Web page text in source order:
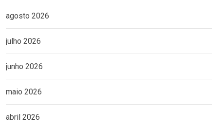
agosto 2026
julho 2026
junho 2026
maio 2026
abril 2026